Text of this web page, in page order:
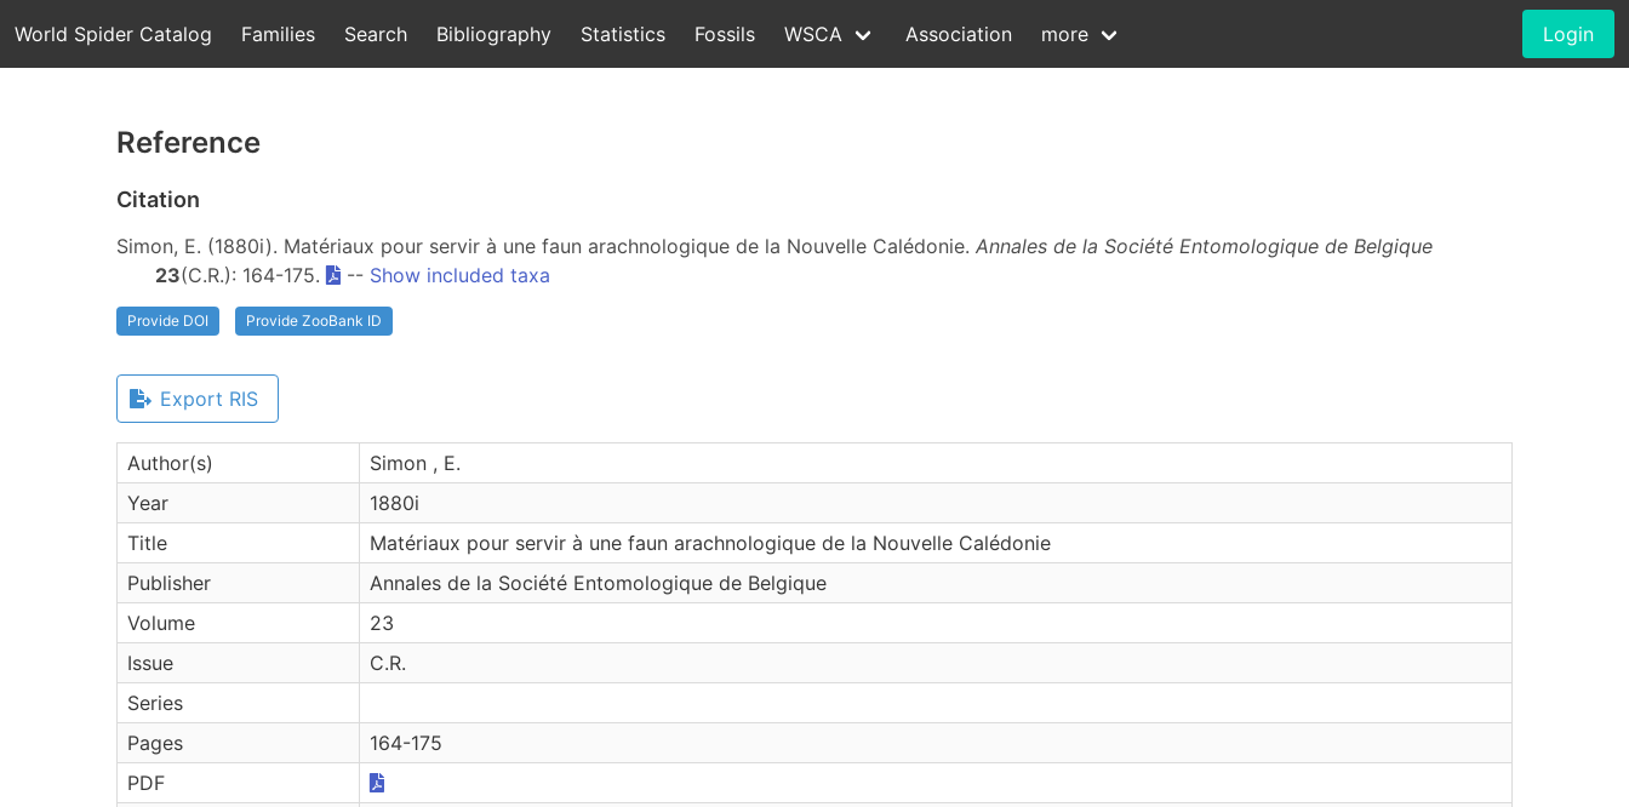
World Spider Catalog Families Search Bibliography Statistics Fossils WSCA Association more Login
Reference
Citation
Simon, E. (1880i). Matériaux pour servir à une faun arachnologique de la Nouvelle Calédonie. Annales de la Société Entomologique de Belgique
23(C.R.): 164-175. -- Show included taxa
Provide DOI Provide ZooBank ID
Export RIS
Author(s)
Simon , E.
Year
1880i
Title
Matériaux pour servir à une faun arachnologique de la Nouvelle Calédonie
Publisher
Annales de la Société Entomologique de Belgique
Volume
23
Issue
C.R.
Series
Pages
164-175
PDF